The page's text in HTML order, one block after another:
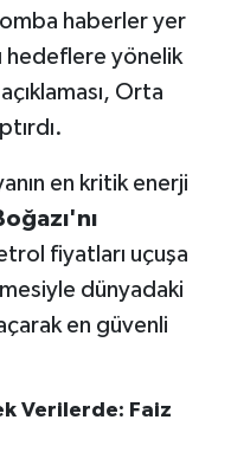
haberler yer
hedeflere yönelik
Orta
en kritik enerji
fiyatları uçuşa
dünyadaki
en güvenli
Verilerde: Faiz